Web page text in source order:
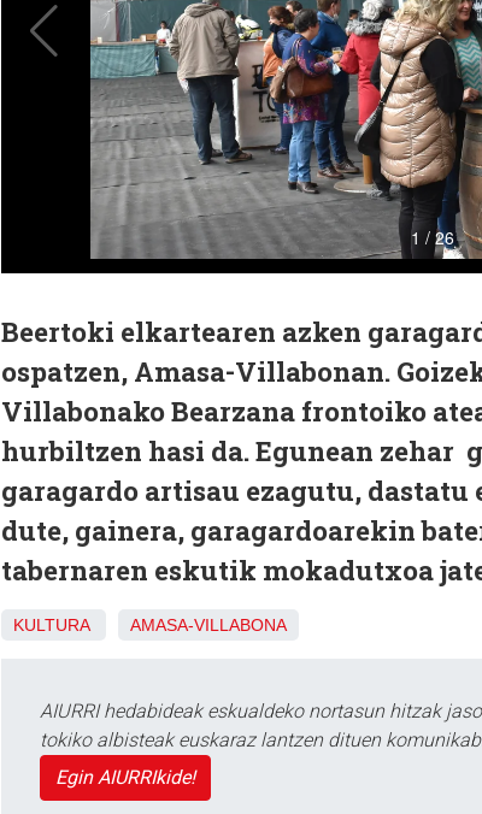
Beertoki elkartearen azken
ospatzen, Amasa-Villabonan.
Villabonako Bearzana frontoiko
hurbiltzen hasi da. Egunean zehar
garagardo artisau ezagutu, dastatu
dute, gainera, garagardoarekin
tabernaren eskutik mokadutxoa
KULTURA AMASA-VILLABONA
AIURRI hedabideak eskualdeko nortasun hitzak
tokiko albisteak euskaraz lantzen dituen
Egin AIURRIkide!